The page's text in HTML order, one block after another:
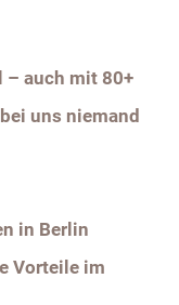
– auch mit 80+
uns niemand
in Berlin
Vorteile im